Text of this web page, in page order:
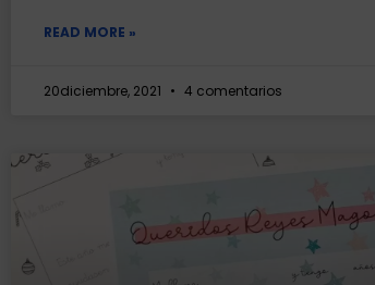
READ MORE »
20diciembre, 2021 4 comentarios